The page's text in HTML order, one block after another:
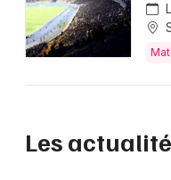
Les